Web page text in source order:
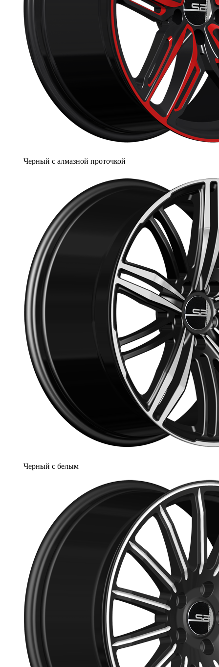
Черный с алмазной проточкой
Черный с белым